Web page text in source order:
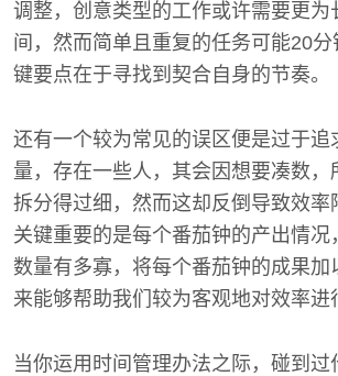
调整，创意类型的工作或许需要更为
间，然而简单且重复的任务可能20
键要点在于寻找到契合自身的节奏。
还有一个较为常见的误区便是过于追
量，存在一些人，其会因想要凑数，
拆分得过细，然而这却反倒导致效率
关键重要的是每个番茄钟的产出情况
数量有多寡，将每个番茄钟的成果加
来能够帮助我们较为客观地对效率进
当你运用时间管理办法之际，碰到过